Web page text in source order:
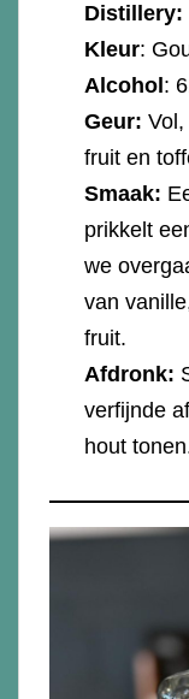
Distillery:
Kleur:
Alcohol:
Geur:
fruit en
Smaak:
prikkelt
we
van
fruit.
Afdronk:
verfijnde
hout